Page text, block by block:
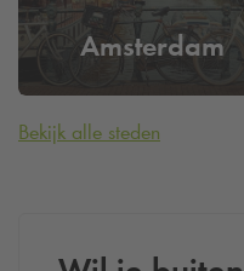
Amsterdam
Bekijk alle steden